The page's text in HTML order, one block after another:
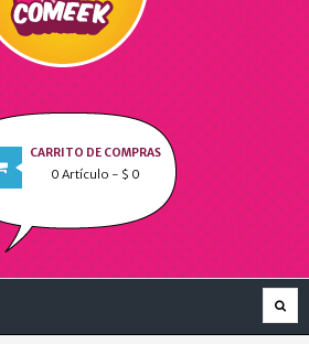
CARRITO DE COMPRAS
0 Artículo - $ 0